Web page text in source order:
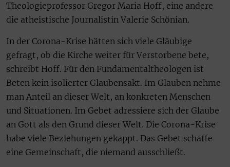
Theologieprofessor Gregor Maria Hoff, eine andere
die atheistische Journalistin Valerie Schönian.
In der Corona-Krise hätten sich viele Gläubige
gefragt, ob die Kirche weiter für Verstorbene bete,
schreibt Hoff. Für den Fundamentaltheologen ist
Beten kein isolierter Glaubensakt. Im Glauben nehme
man Anteil an dieser Welt, an konkreten Menschen
und Situationen. Im Gebet adressiere sich der Glaube
an Gott als den Grund dieser Welt. Die Corona-Krise
habe viele Beziehungen gekappt. Das Gebet schaffe
eine Gemeinschaft, die niemand ausschließt.